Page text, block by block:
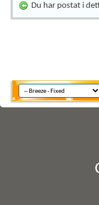
Du har postat i